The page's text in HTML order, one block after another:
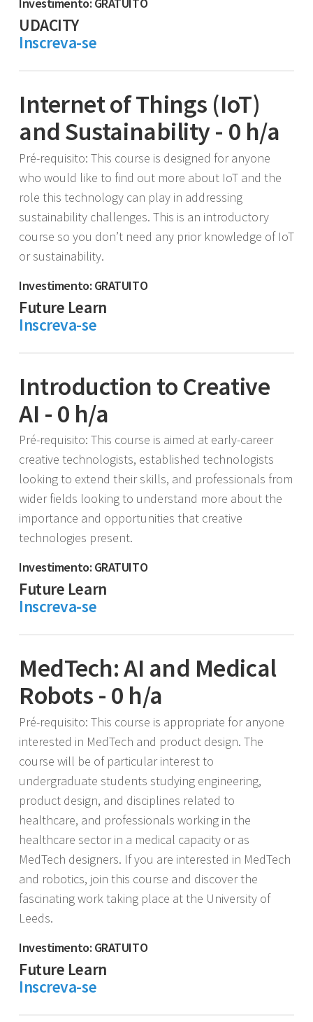
UDACITY
Inscreva-se
Internet of Things (IoT)
and Sustainability - 0 h/a
Pré-requisito: This course is designed for anyone
who would like to find out more about IoT and the
role this technology can play in addressing
sustainability challenges. This is an introductory
course so you don’t need any prior knowledge of IoT
or sustainability.
Investimento: GRATUITO
Future Learn
Inscreva-se
Introduction to Creative
AI - 0 h/a
Pré-requisito: This course is aimed at early-career
creative technologists, established technologists
looking to extend their skills, and professionals from
wider fields looking to understand more about the
importance and opportunities that creative
technologies present.
Investimento: GRATUITO
Future Learn
Inscreva-se
MedTech: AI and Medical
Robots - 0 h/a
Pré-requisito: This course is appropriate for anyone
interested in MedTech and product design. The
course will be of particular interest to
undergraduate students studying engineering,
product design, and disciplines related to
healthcare, and professionals working in the
healthcare sector in a medical capacity or as
MedTech designers. If you are interested in MedTech
and robotics, join this course and discover the
fascinating work taking place at the University of
Leeds.
Investimento: GRATUITO
Future Learn
Inscreva-se